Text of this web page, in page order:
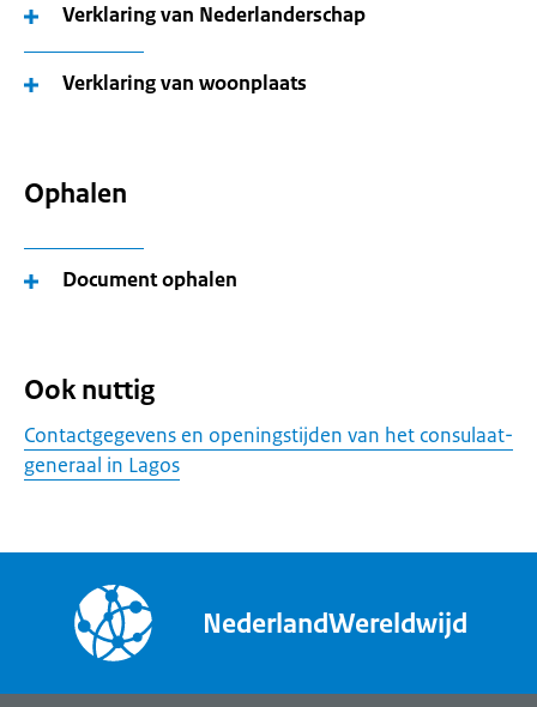
Verklaring van Nederlanderschap
Verklaring van woonplaats
Ophalen
Document ophalen
Ook nuttig
Contactgegevens en openingstijden van het consulaat-
generaal in Lagos
NederlandWereldwijd